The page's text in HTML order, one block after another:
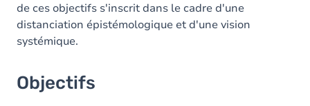
de ces objectifs s'inscrit dans le cadre d'une
distanciation épistémologique et d'une vision
systémique.
Objectifs